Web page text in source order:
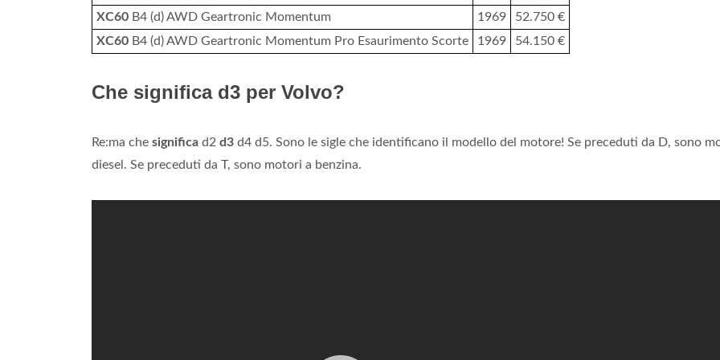
XC60 B4 (d) AWD Geartronic Momentum 1969
52.750 €
XC60 B4 (d) AWD Geartronic Momentum Pro Esaurimento Scorte 1969 54.150 €
Che significa d3 per Volvo?
Re:ma che significa d2 d3 d4 d5. Sono le sigle che identificano il modello del motore! Se preceduti da D, sono
diesel. Se preceduti da T, sono motori a benzina.